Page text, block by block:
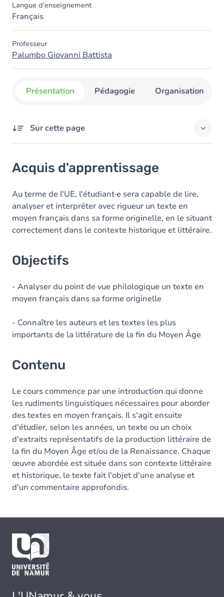
Langue d'enseignement
Français
Professeur
Palumbo Giovanni Battista
Présentation Pédagogie Organisation
Sur cette page
Objectifs
Contenu
Acquis d'apprentissage
Au terme de l'UE, l'étudiant·e sera capable de lire,
analyser et interpréter avec rigueur un texte en
moyen français dans sa forme originelle, en le situant
correctement dans le contexte historique et littéraire.
Objectifs
- Analyser du point de vue philologique un texte en
moyen français dans sa forme originelle
- Connaître les auteurs et les textes les plus
importants de la littérature de la fin du Moyen Âge
Contenu
Le cours commence par une introduction qui donne
les rudiments linguistiques nécessaires pour aborder
des textes en moyen français. Il s'agit ensuite
d'étudier, selon les années, un texte ou un choix
d'extraits représentatifs de la production littéraire de
la fin du Moyen Âge et/ou de la Renaissance. Chaque
œuvre abordée est située dans son contexte littéraire
et historique, le texte fait l'objet d'une analyse et
d'un commentaire approfondis.